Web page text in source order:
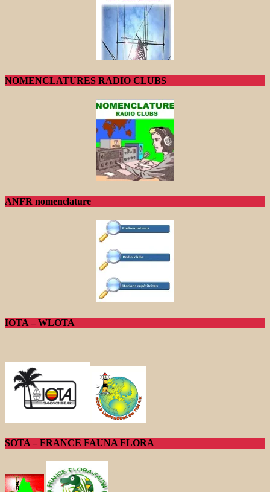
NOMENCLATURES RADIO CLUBS
ANFR nomenclature
IOTA – WLOTA
SOTA – FRANCE FAUNA FLORA